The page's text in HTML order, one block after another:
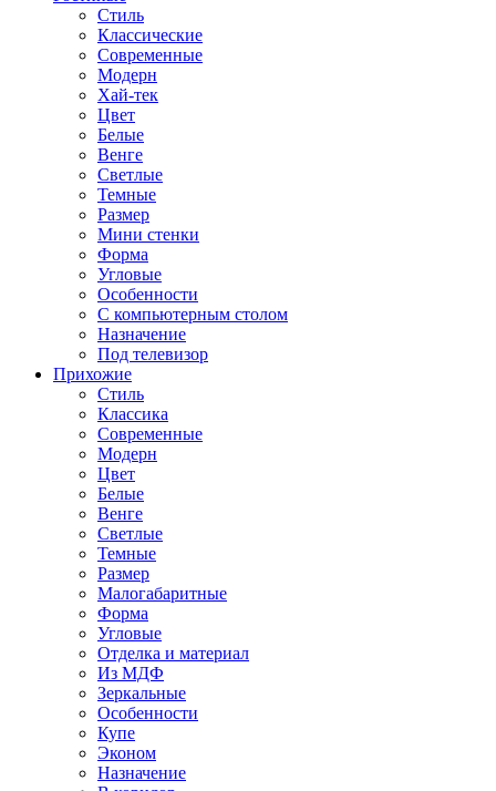
Стиль
Классические
Современные
Модерн
Хай-тек
Цвет
Белые
Венге
Светлые
Темные
Размер
Мини стенки
Форма
Угловые
Особенности
С компьютерным столом
Назначение
Под телевизор
Прихожие
Стиль
Классика
Современные
Модерн
Цвет
Белые
Венге
Светлые
Темные
Размер
Малогабаритные
Форма
Угловые
Отделка и материал
Из МДФ
Зеркальные
Особенности
Купе
Эконом
Назначение